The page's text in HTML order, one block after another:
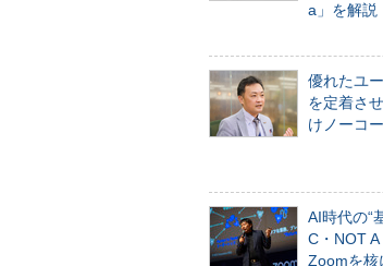
a」を解説
優れたユ
を定着さ
けノーコ
AI時代の“
C・NOT
Zoomを核